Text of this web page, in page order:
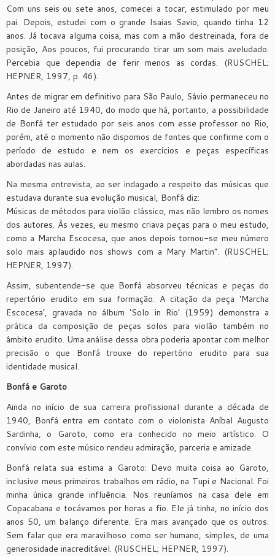
Com uns seis ou sete anos, comecei a tocar, estimulado por meu
pai. Depois, estudei com o grande Isaias Savio, quando tinha 12
anos. Já tocava alguma coisa, mas com a mão destreinada, fora de
posição, Aos poucos, fui procurando tirar um som mais aveludado.
Percebia que dependia de ferir menos as cordas. (RUSCHEL;
HEPNER, 1997, p. 46).
Antes de migrar em definitivo para São Paulo, Sávio permaneceu no
Rio de Janeiro até 1940, do modo que há, portanto, a possibilidade
de Bonfá ter estudado por seis anos com esse professor no Rio,
porém, até o momento não dispomos de fontes que confirme com o
período de estudo e nem os exercícios e peças específicas
abordadas nas aulas.
Na mesma entrevista, ao ser indagado a respeito das músicas que
estudava durante sua evolução musical, Bonfá diz:
Músicas de métodos para violão clássico, mas não lembro os nomes
dos autores. Às vezes, eu mesmo criava peças para o meu estudo,
como a Marcha Escocesa, que anos depois tornou-se meu número
solo mais aplaudido nos shows com a Mary Martin”. (RUSCHEL;
HEPNER, 1997).
Assim, subentende-se que Bonfá absorveu técnicas e peças do
repertório erudito em sua formação. A citação da peça ‘Marcha
Escocesa’, gravada no álbum ‘Solo in Rio’ (1959) demonstra a
prática da composição de peças solos para violão também no
âmbito erudito. Uma análise dessa obra poderia apontar com melhor
precisão o que Bonfá trouxe do repertório erudito para sua
identidade musical.
Bonfá e Garoto
Ainda no início de sua carreira profissional durante a década de
1940, Bonfá entra em contato com o violonista Aníbal Augusto
Sardinha, o Garoto, como era conhecido no meio artístico. O
convívio com este músico rendeu admiração, parceria e amizade.
Bonfá relata sua estima a Garoto: Devo muita coisa ao Garoto,
inclusive meus primeiros trabalhos em rádio, na Tupi e Nacional. Foi
minha única grande influência. Nos reuníamos na casa dele em
Copacabana e tocávamos por horas a fio. Ele já tinha, no início dos
anos 50, um balanço diferente. Era mais avançado que os outros.
Sem falar que era maravilhoso como ser humano, simples, de uma
generosidade inacreditável. (RUSCHEL; HEPNER, 1997).